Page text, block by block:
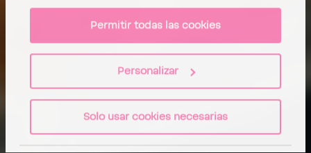
Permitir todas las cookies
Personalizar
Solo usar cookies necesarias